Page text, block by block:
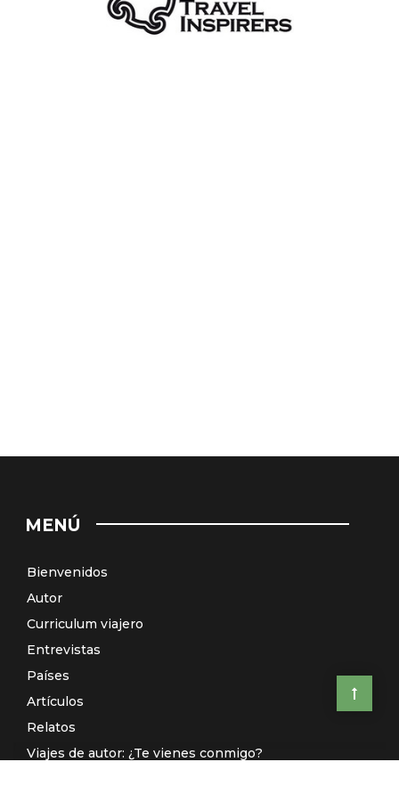
MENÚ
Bienvenidos
Autor
Curriculum viajero
Entrevistas
Países
Artículos
Relatos
Viajes de autor: ¿Te vienes conmigo?